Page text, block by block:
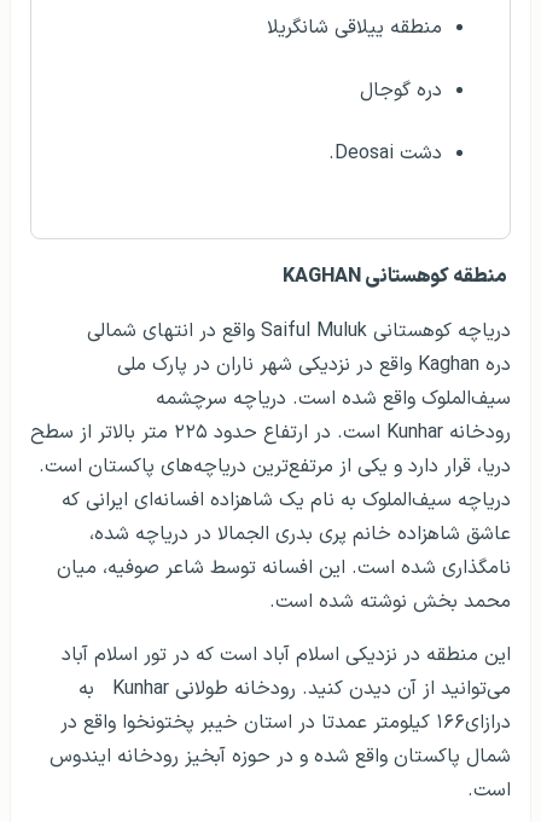
منطقه ییلاقی شانگریلا
دره گوجال
دشت Deosai
.
منطقه کوهستانی KAGHAN
دریاچه کوهستانی Saiful Muluk واقع در انتهای شمالی
دره Kaghan واقع در نزدیکی شهر ناران در پارک ملی
سیف‌الملوک واقع شده است. دریاچه سرچشمه
رودخانه Kunhar است. در ارتفاع حدود ۲۲۵ متر بالاتر از سطح
دریا، قرار دارد و یکی از مرتفع‌ترین دریاچه‌های پاکستان است.
دریاچه سیف‌الملوک به نام یک شاهزاده افسانه‌ای ایرانی که
عاشق شاهزاده خانم پری بدری الجمالا در دریاچه شده،
نامگذاری شده است. این افسانه توسط شاعر صوفیه، میان
محمد بخش نوشته شده است.
این منطقه در نزدیکی اسلام آباد است که در تور اسلام آباد
می‌­توانید از آن دیدن کنید. رودخانه طولانی Kunhar به
درازای۱۶۶ کیلومتر عمدتا در استان خیبر پختونخوا واقع در
شمال پاکستان واقع شده و در حوزه آبخیز رودخانه ایندوس
است.